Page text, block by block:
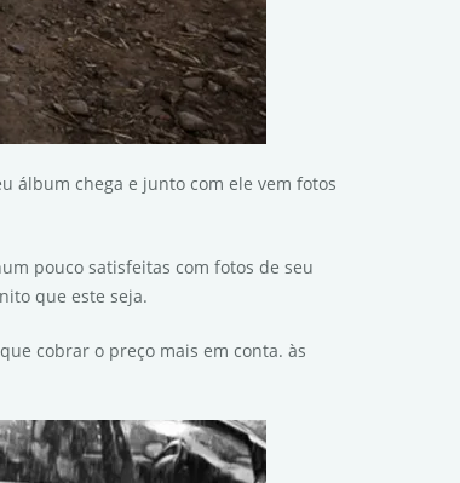
álbum chega e junto com ele vem fotos
pouco satisfeitas com fotos de seu
que este seja.
cobrar o preço mais em conta. às